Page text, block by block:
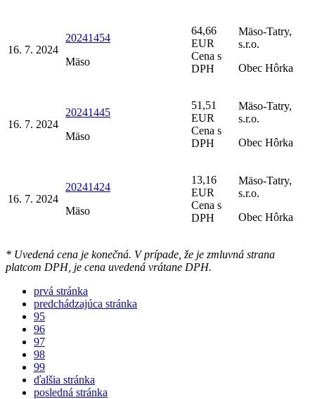
16. 7. 2024
20241454
Mäso
64,66
EUR
Cena s
DPH
Mäso-Tatry,
s.r.o.
Obec Hôrka
16. 7. 2024
20241445
Mäso
51,51
EUR
Cena s
DPH
Mäso-Tatry,
s.r.o.
Obec Hôrka
16. 7. 2024
20241424
Mäso
13,16
EUR
Cena s
DPH
Mäso-Tatry,
s.r.o.
Obec Hôrka
* Uvedená cena je konečná. V prípade, že je zmluvná strana
platcom DPH, je cena uvedená vrátane DPH.
prvá stránka
predchádzajúca stránka
95
96
97
98
99
ďalšia stránka
posledná stránka